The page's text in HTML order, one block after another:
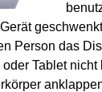
Person das
Tablet nicht